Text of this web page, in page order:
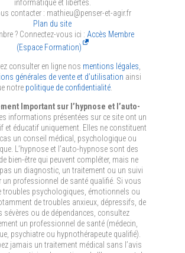
informatique et libertés.
contacter : mathieu@penser-et-agir.fr
Plan du site
? Connectez-vous ici : Accès Membre
(Espace Formation)
consulter en ligne nos mentions légales,
générales de vente et d’utilisation ainsi
notre politique de confidentialité.
Important sur l’hypnose et l’auto-
informations présentées sur ce site ont un
et éducatif uniquement. Elles ne constituent
un conseil médical, psychologique ou
L’hypnose et l’auto-hypnose sont des
bien-être qui peuvent compléter, mais ne
un diagnostic, un traitement ou un suivi
un professionnel de santé qualifié. Si vous
troubles psychologiques, émotionnels ou
de troubles anxieux, dépressifs, de
sévères ou de dépendances, consultez
un professionnel de santé (médecin,
psychiatre ou hypnothérapeute qualifié).
jamais un traitement médical sans l’avis